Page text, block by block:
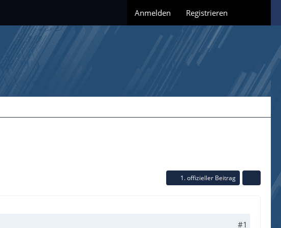
Anmelden Registrieren
1. offizieller Beitrag
#1